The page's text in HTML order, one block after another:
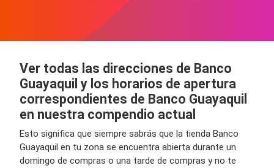
Ver todas las direcciones de Banco
Guayaquil y los horarios de apertura
correspondientes de Banco Guayaquil
en nuestra compendio actual
Esto significa que siempre sabrás que la tienda Banco
Guayaquil en tu zona se encuentra abierta durante un
domingo de compras o una tarde de compras y no te